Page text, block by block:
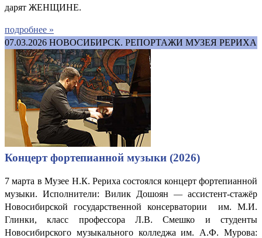
дарят ЖЕНЩИНЕ.
подробнее »
07.03.2026 НОВОСИБИРСК. РЕПОРТАЖИ МУЗЕЯ РЕРИХА
Концерт фортепианной музыки (2026)
7 марта в Музее Н.К. Рериха состоялся концерт фортепианной
музыки. Исполнители: Вилик Дошоян — ассистент-стажёр
Новосибирской государственной консерватории им. М.И.
Глинки, класс профессора Л.В. Смешко и студенты
Новосибирского музыкального колледжа им. А.Ф. Мурова: